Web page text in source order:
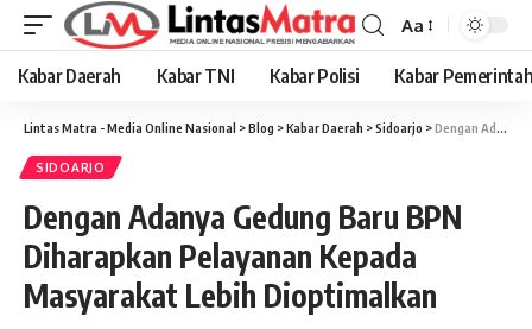
Font
Resizer
Aa
Kabar Daerah Kabar TNI Kabar Polisi Kabar
Lintas Matra - Media Online Nasional >Blog >Kabar Daerah >Sidoarjo >Dengan Adanya Gedung Baru BPN Diharapkan Pelayanan Kepada Masyarakat Lebih Dioptimalkan
SIDOARJO
Dengan Adanya Gedung Baru BPN
Diharapkan Pelayanan Kepada
Masyarakat Lebih Dioptimalkan